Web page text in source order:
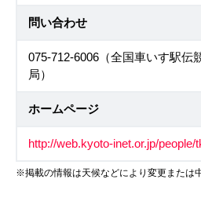
問い合わせ
075-712-6006（全国車いす駅伝
局）
ホームページ
http://web.kyoto-inet.or.jp/people/
※掲載の情報は天候などにより変更または